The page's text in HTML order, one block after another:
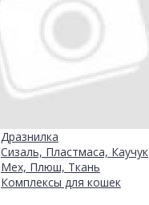
Дразнилка
Сизаль, Пластмаса, Каучук
Мех, Плюш, Ткань
Комплексы для кошек